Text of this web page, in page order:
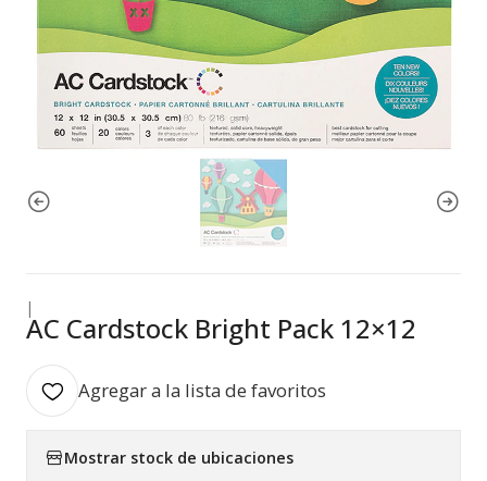
|
AC Cardstock Bright Pack 12×12
Agregar a la lista de favoritos
Mostrar stock de ubicaciones